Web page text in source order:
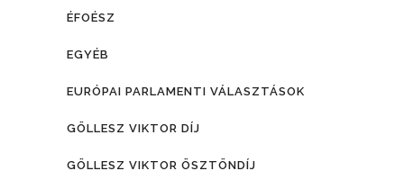
ÉFOÉSZ
EGYÉB
EURÓPAI PARLAMENTI VÁLASZTÁSOK
GÖLLESZ VIKTOR DÍJ
GÖLLESZ VIKTOR ÖSZTÖNDÍJ